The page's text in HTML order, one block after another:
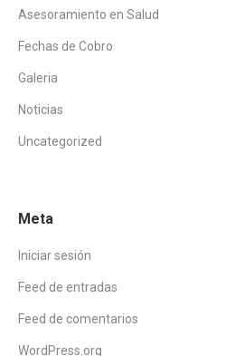
Asesoramiento en Salud
Fechas de Cobro
Galeria
Noticias
Uncategorized
Meta
Iniciar sesión
Feed de entradas
Feed de comentarios
WordPress.org